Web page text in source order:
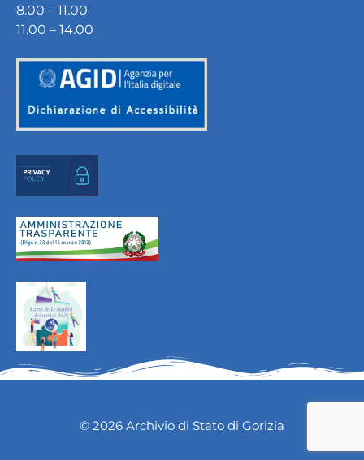
8.00 – 11.00
11.00 – 14.00
© 2026 Archivio di Stato di Gorizia